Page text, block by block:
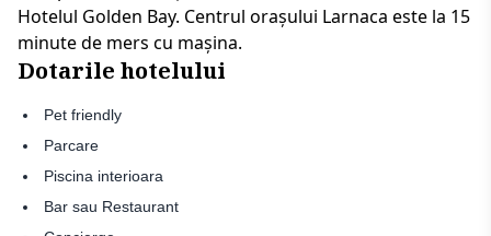
Hotelul Golden Bay. Centrul orașului Larnaca este la 15
minute de mers cu mașina.
Dotarile hotelului
Pet friendly
Parcare
Piscina interioara
Bar sau Restaurant